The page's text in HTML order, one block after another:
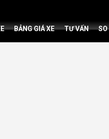
BẢNG GIÁ XE TƯ VẤN SO